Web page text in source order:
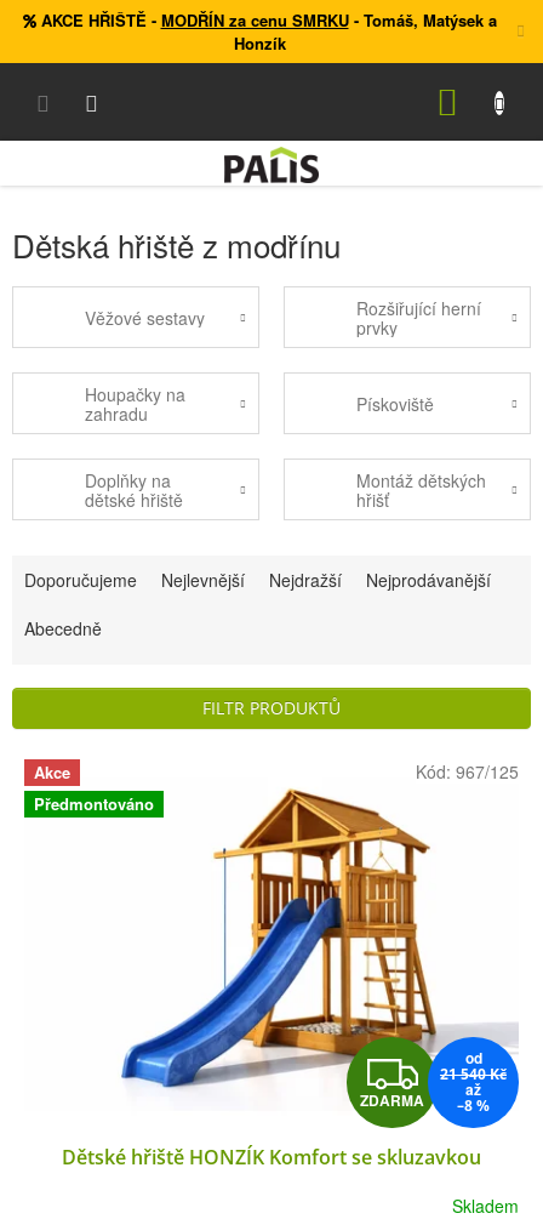
Přejít
obsah
AKCE HŘIŠTĚ- MODŘÍN za cenu SMRKU- Tomáš, Matýsek a
Honzík
Dětská hřiště z modřínu
Věžové sestavy
Rozšiřující herní
prvky
Houpačky na
zahradu
Pískoviště
Doplňky na
dětské hřiště
Montáž dětských
hřišť
Ř
a
e
n
p
Doporučujeme Nejlevnější Nejdražší
Nejprodávanější
Abecedně
FILTR PRODUKTŮ
V
ý
Akce
Předmontováno
Z
D
A
ZDARMA
od
21 540 Kč
až
–8 %
Dětské hřiště HONZÍK Komfort se skluzavkou
Skladem
Kód: 967/125